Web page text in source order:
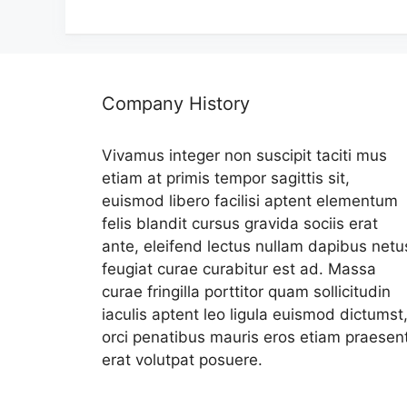
Company History
Vivamus integer non suscipit taciti mus
etiam at primis tempor sagittis sit,
euismod libero facilisi aptent elementum
felis blandit cursus gravida sociis erat
ante, eleifend lectus nullam dapibus
feugiat curae curabitur est ad. Massa
curae fringilla porttitor quam sollicitudin
iaculis aptent leo ligula euismod dictumst,
orci penatibus mauris eros etiam
erat volutpat posuere.